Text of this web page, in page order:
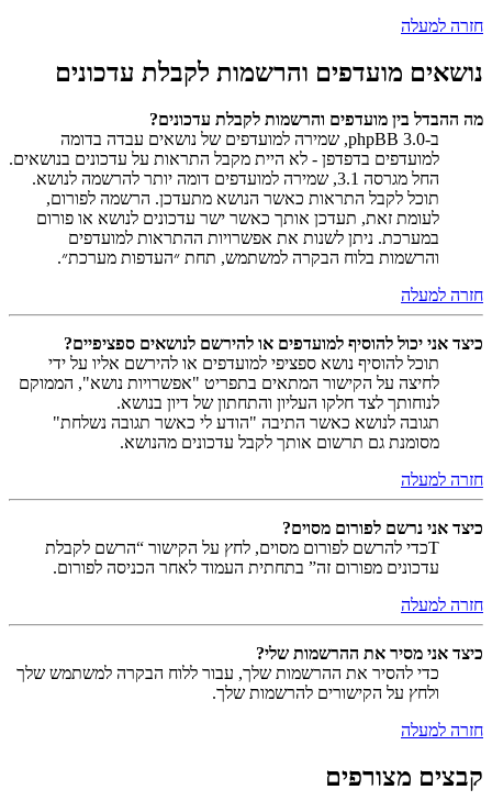
חזרה למעלה
נושאים מועדפים והרשמות לקבלת עדכונים
מה ההבדל בין מועדפים והרשמות לקבלת עדכונים?
ב-phpBB 3.0, שמירה למועדפים של נושאים עבדה בדומה
למועדפים בדפדפן - לא היית מקבל התראות על עדכונים בנושאים.
החל מגרסה 3.1, שמירה למועדפים דומה יותר להרשמה לנושא.
תוכל לקבל התראות כאשר הנושא מתעדכן. הרשמה לפורום,
לעומת זאת, תעדכן אותך כאשר ישר עדכונים לנושא או פורום
במערכת. ניתן לשנות את אפשרויות ההתראות למועדפים
והרשמות בלוח הבקרה למשתמש, תחת ״העדפות מערכת״.
חזרה למעלה
כיצד אני יכול להוסיף למועדפים או להירשם לנושאים ספציפיים?
תוכל להוסיף נושא ספציפי למועדפים או להירשם אליו על ידי
לחיצה על הקישור המתאים בתפריט "אפשרויות נושא", הממוקם
לנוחותך לצד חלקו העליון והתחתון של דיון בנושא.
תגובה לנושא כאשר התיבה "הודע לי כאשר תגובה נשלחת"
מסומנת גם תרשום אותך לקבל עדכונים מהנושא.
חזרה למעלה
כיצד אני נרשם לפורום מסוים?
Tכדי להרשם לפורום מסוים, לחץ על הקישור “הרשם לקבלת
עדכונים מפורום זה” בתחתית העמוד לאחר הכניסה לפורום.
חזרה למעלה
כיצד אני מסיר את ההרשמות שלי?
כדי להסיר את ההרשמות שלך, עבור ללוח הבקרה למשתמש שלך
ולחץ על הקישורים להרשמות שלך.
חזרה למעלה
קבצים מצורפים